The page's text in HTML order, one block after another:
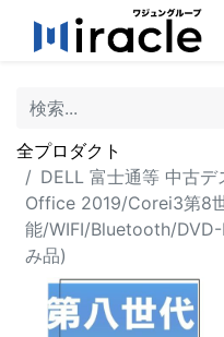
全プロダクト
DELL 富士通等 中古
Office 2019/Corei3第8
能/WIFI/Bluetooth/DVD-
み品)